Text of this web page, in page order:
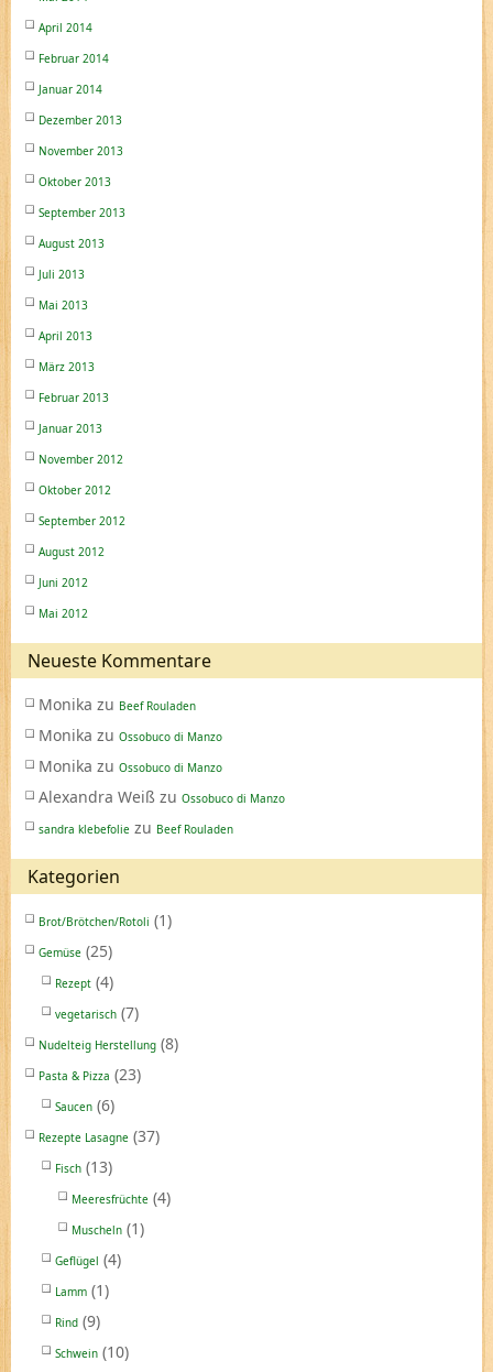
April 2014
Februar 2014
Januar 2014
Dezember 2013
November 2013
Oktober 2013
September 2013
August 2013
Juli 2013
Mai 2013
April 2013
März 2013
Februar 2013
Januar 2013
November 2012
Oktober 2012
September 2012
August 2012
Juni 2012
Mai 2012
Neueste Kommentare
Monika zu Beef Rouladen
Monika zu Ossobuco di Manzo
Monika zu Ossobuco di Manzo
Alexandra Weiß zu Ossobuco di Manzo
sandra klebefolie zu Beef Rouladen
Kategorien
Brot/Brötchen/Rotoli (1)
Gemüse (25)
Rezept (4)
vegetarisch (7)
Nudelteig Herstellung (8)
Pasta & Pizza (23)
Saucen (6)
Rezepte Lasagne (37)
Fisch (13)
Meeresfrüchte (4)
Muscheln (1)
Geflügel (4)
Lamm (1)
Rind (9)
Schwein (10)